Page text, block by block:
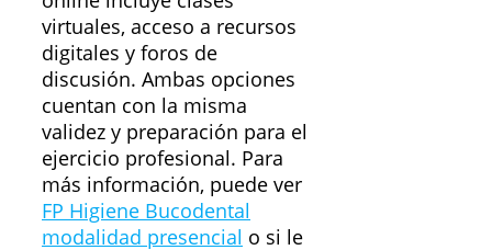
virtuales, acceso a recursos
digitales y foros de
discusión. Ambas opciones
cuentan con la misma
validez y preparación para el
ejercicio profesional. Para
más información, puede ver
FP Higiene Bucodental
modalidad presencial o si le